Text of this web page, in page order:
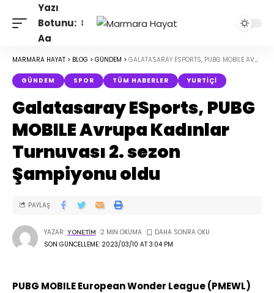
Yazı
Botunu:
Aa
MARMARA HAYAT > BLOG > GÜNDEM > GALATASARAY ESPORTS, PUBG MOBILE AVRUPA KADINLAR TURNUVASI 2. SEZON ŞAMPIYONU OLDU
GÜNDEM SPOR TÜM HABERLER YURTIÇI
Galatasaray ESports, PUBG
MOBILE Avrupa Kadınlar
Turnuvası 2. sezon
Şampiyonu oldu
SON GÜNCELLEME: 2023/03/10 AT 3:04 PM
YAZAR: YONETIM 2 MIN OKUMA
PAYLAŞ
PUBG MOBILE European Wonder League (PMEWL)